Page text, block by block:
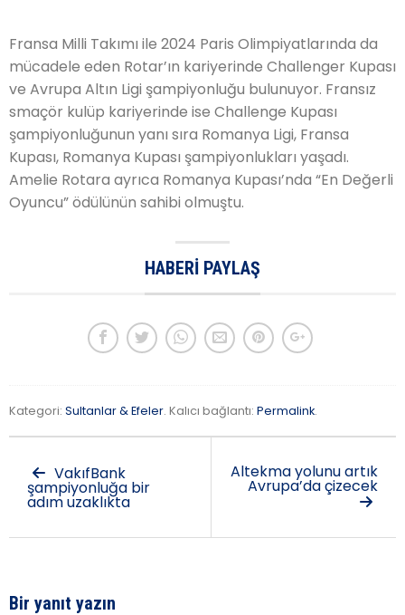
Fransa Milli Takımı ile 2024 Paris Olimpiyatlarında da
mücadele eden Rotar’ın kariyerinde Challenger Kupası
ve Avrupa Altın Ligi şampiyonluğu bulunuyor. Fransız
smaçör kulüp kariyerinde ise Challenge Kupası
şampiyonluğunun yanı sıra Romanya Ligi, Fransa
Kupası, Romanya Kupası şampiyonlukları yaşadı.
Amelie Rotara ayrıca Romanya Kupası’nda “En Değerli
Oyuncu” ödülünün sahibi olmuştu.
HABERI PAYLAŞ
Kategori: Sultanlar & Efeler. Kalıcı bağlantı: Permalink.
VakıfBank
şampiyonluğa bir
adım uzaklıkta
Altekma yolunu artık
Avrupa’da çizecek
Bir yanıt yazın